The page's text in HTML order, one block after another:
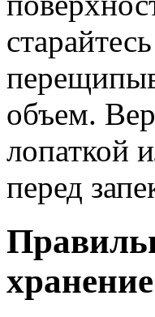
объем.
лопаткой
перед